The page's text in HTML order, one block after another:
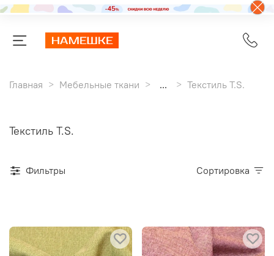
Главная Мебельные ткани ... Текстиль T.S.
Текстиль T.S.
Фильтры Сортировка